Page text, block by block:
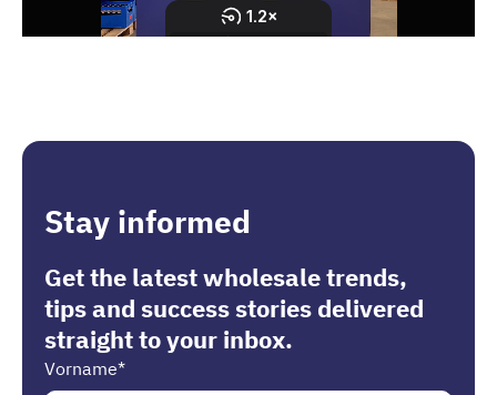
Stay informed
Get the latest wholesale trends,
tips and success stories delivered
straight to your inbox.
Vorname*